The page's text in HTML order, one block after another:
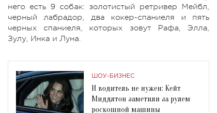
него есть 9 собак: золотистый ретривер Мейбл,
черный лабрадор, два кокер-спаниеля и пять
черных спаниеля, которых зовут Рафа, Элла,
Зулу, Инка и Луна.
ШОУ-БИЗНЕС
И водитель не нужен: Кейт
Миддлтон заметили за рулем
роскошной машины